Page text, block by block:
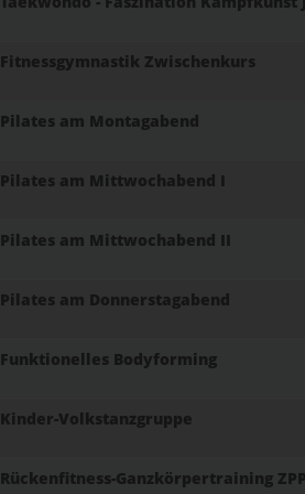
Fitnessgymnastik Zwischenkurs
Pilates am Montagabend
Pilates am Mittwochabend I
Pilates am Mittwochabend II
Pilates am Donnerstagabend
Funktionelles Bodyforming
Kinder-Volkstanzgruppe
Rückenfitness-Ganzkörpertraining